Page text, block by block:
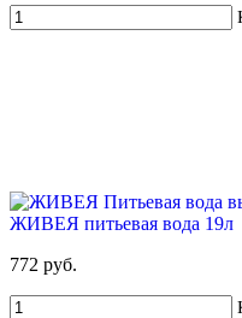
ЖИВЕЯ питьевая вода 19л
772 руб.